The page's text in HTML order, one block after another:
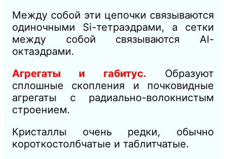
Между собой эти цепочки связываются
одиночными Si-тетраэдрами, а сетки
между собой связываются Аl-
октаэдрами.
Агрегаты и габитус. Образуют
сплошные скопления и почковидные
агрегаты с радиально-волокнистым
строением.
Кристаллы очень редки, обычно
короткостолбчатые и таблитчатые.